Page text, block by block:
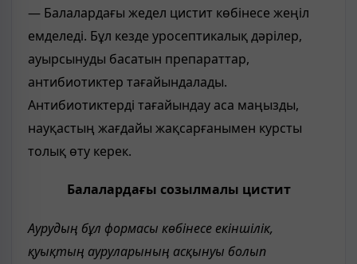
— Балалардағы жедел цистит көбінесе жеңіл
емделеді. Бұл кезде уросептикалық дәрілер,
ауырсынуды басатын препараттар,
антибиотиктер тағайындалады.
Антибиотиктерді тағайындау аса маңызды,
науқастың жағдайы жақсарғанымен курсты
толық өту керек.
Балалардағы созылмалы цистит
Аурудың бұл формасы көбінесе екіншілік,
қуықтың ауруларының асқынуы болып